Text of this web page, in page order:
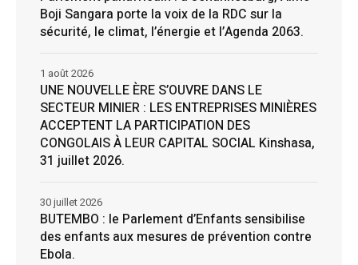
Boji Sangara porte la voix de la RDC sur la
sécurité, le climat, l’énergie et l’Agenda 2063.
UNE NOUVELLE ÈRE S’OUVRE DANS LE
SECTEUR MINIER : LES ENTREPRISES MINIÈRES
ACCEPTENT LA PARTICIPATION DES
CONGOLAIS À LEUR CAPITAL SOCIAL Kinshasa,
31 juillet 2026.
1 août 2026
BUTEMBO : le Parlement d’Enfants sensibilise
des enfants aux mesures de prévention contre
Ebola.
30 juillet 2026